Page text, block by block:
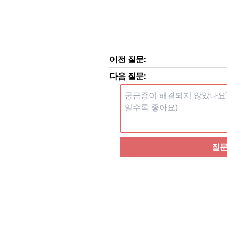
이전 질문:
다음 질문:
질